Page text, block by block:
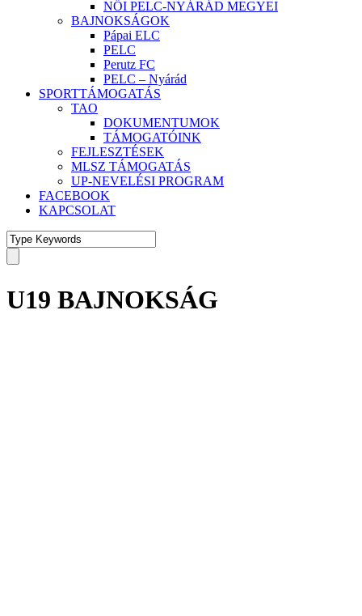
NŐI PELC-NYÁRÁD MEGYEI
BAJNOKSÁGOK
Pápai ELC
PELC
Perutz FC
PELC – Nyárád
SPORTTÁMOGATÁS
TAO
DOKUMENTUMOK
TÁMOGATÓINK
FEJLESZTÉSEK
MLSZ TÁMOGATÁS
UP-NEVELÉSI PROGRAM
FACEBOOK
KAPCSOLAT
U19 BAJNOKSÁG